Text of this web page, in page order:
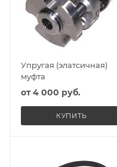
Упругая (элатсичная)
муфта
от4 000 руб.
КУПИТЬ